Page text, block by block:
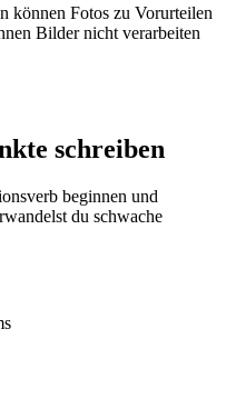
können Fotos zu Vorurteilen
Bilder nicht verarbeiten
schreiben
beginnen und
du schwache